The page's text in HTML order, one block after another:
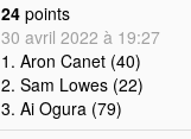
24 points
30 avril 2022 à 19:27
1. Aron Canet (40)
2. Sam Lowes (22)
3. Ai Ogura (79)